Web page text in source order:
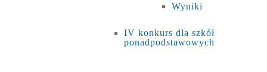
Wyniki
IV konkurs dla szkół
ponadpodstawowych